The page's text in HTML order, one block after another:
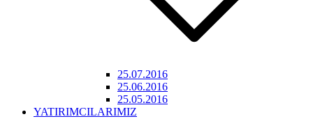
25.07.2016
25.06.2016
25.05.2016
YATIRIMCILARIMIZ